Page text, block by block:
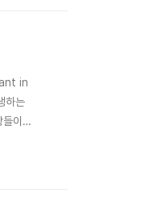
in
하는
이기